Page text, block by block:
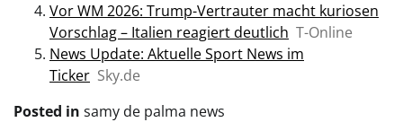
Vor WM 2026: Trump-Vertrauter macht kuriosen
Vorschlag – Italien reagiert deutlich T-Online
News Update: Aktuelle Sport News im
Ticker Sky.de
Posted in samy de palma news